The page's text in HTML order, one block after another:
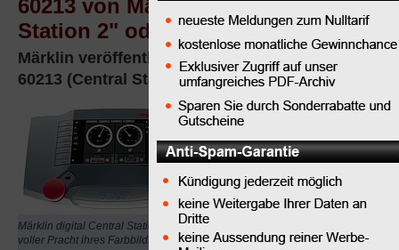
60213 von Märklin digital (im
Station 2" oder CS2)
Märklin veröffentlicht die Einzelheiten zur neuen
60213 (Central Station 2, CS2)
Märklin digital Central Station 60213 in
voller Pracht ihres Farbbildschirms
Die bisher als
2" oder CS2
durch das
Internet geisternde
Station ist nun wirklich
noch nicht im Laden.